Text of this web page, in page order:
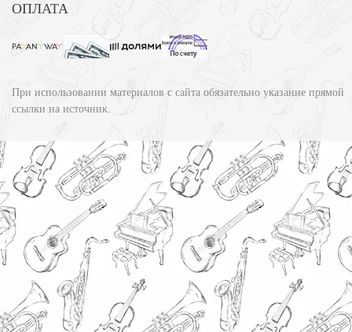
ОПЛАТА
При использовании материалов с сайта обязательно указание прямой
ссылки на источник.